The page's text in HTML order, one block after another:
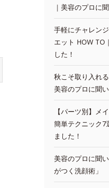
｜美容のプロに
手軽にチャレン
エット HOW TO
した！
秋こそ取り入れ
美容のプロに聞
【パーツ別】メ
簡単テクニック7
ました！
美容のプロに聞
がつく洗顔術」